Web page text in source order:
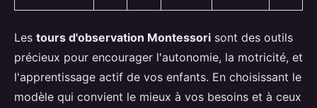
Les tours d'observation Montessori sont des outils
précieux pour encourager l'autonomie, la motricité, et
l'apprentissage actif de vos enfants. En choisissant le
modèle qui convient le mieux à vos besoins et à ceux